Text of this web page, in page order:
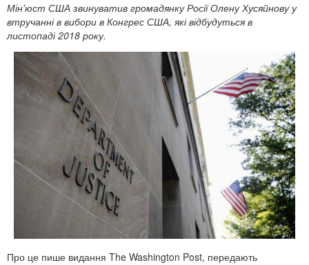
Мін'юст США звинуватив громадянку Росії Олену Хусяйнову у
втручанні в вибори в Конгрес США, які відбудуться в
листопаді 2018 року.
Про це пише видання The Washington Post, передають